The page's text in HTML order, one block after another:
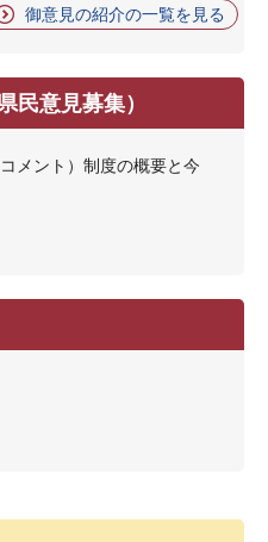
御意見の紹介の一覧を見る
民意見募集）
メント）制度の概要と今